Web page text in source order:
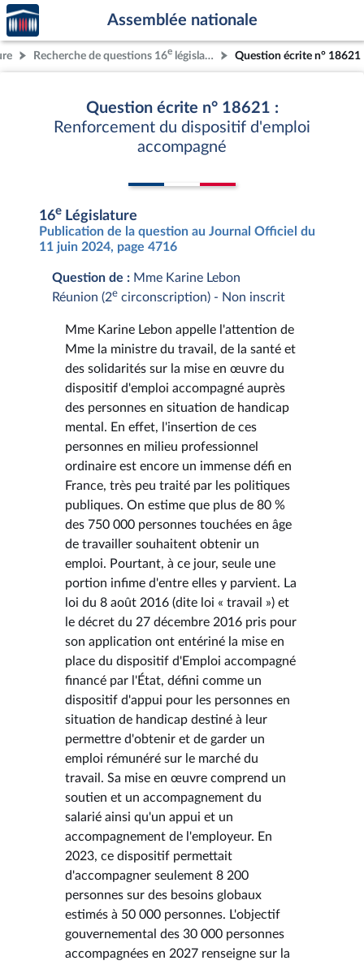
Aller au contenu
Aller en bas de la page
Accèder
à la
page
d'accueil
Assemblée nationale
Recherche de questions 16e législature Question écrite n° 18621
Question écrite n° 18621 :
Renforcement du dispositif d'emploi
accompagné
16e Législature
Publication de la question au Journal Officiel du
11 juin 2024, page 4716
Question de : Mme Karine Lebon
Réunion (2e circonscription) - Non inscrit
Mme Karine Lebon appelle l'attention de
Mme la ministre du travail, de la santé et
des solidarités sur la mise en œuvre du
dispositif d'emploi accompagné auprès
des personnes en situation de handicap
mental. En effet, l'insertion de ces
personnes en milieu professionnel
ordinaire est encore un immense défi en
France, très peu traité par les politiques
publiques. On estime que plus de 80 %
des 750 000 personnes touchées en âge
de travailler souhaitent obtenir un
emploi. Pourtant, à ce jour, seule une
portion infime d'entre elles y parvient. La
loi du 8 août 2016 (dite loi « travail ») et
le décret du 27 décembre 2016 pris pour
son application ont entériné la mise en
place du dispositif d'Emploi accompagné
financé par l'État, défini comme un
dispositif d'appui pour les personnes en
situation de handicap destiné à leur
permettre d'obtenir et de garder un
emploi rémunéré sur le marché du
travail. Sa mise en œuvre comprend un
soutien et un accompagnement du
salarié ainsi qu'un appui et un
accompagnement de l'employeur. En
2023, ce dispositif permettait
d'accompagner seulement 8 200
personnes sur des besoins globaux
estimés à 50 000 personnes. L'objectif
gouvernemental des 30 000 personnes
accompagnées en 2027 renseigne sur la